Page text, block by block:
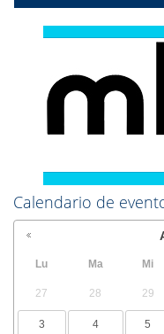
Calendario de
Lu Ma Mi
27 28 29
3 4 5